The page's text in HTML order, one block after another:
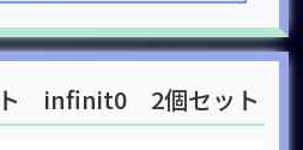
ト infinit0 2個セット